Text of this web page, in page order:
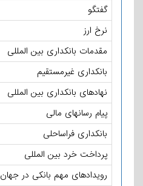
گفتگو
نرخ ارز
مقدمات بانکداری بین المللی
بانکداری غیرمستقیم
نهادهای بانکداری بین المللی
پیام رسانهای مالی
بانکداری فراساحلی
پرداخت خرد بین المللی
رویدادهای مهم بانکی در جهان